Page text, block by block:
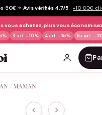
60€|⭐ Avis vérifiés 4,7/5 · +10 000
vous achetez, plus vous
3 art. -10% 4 art. -15% 5+ art. -
MAMAN